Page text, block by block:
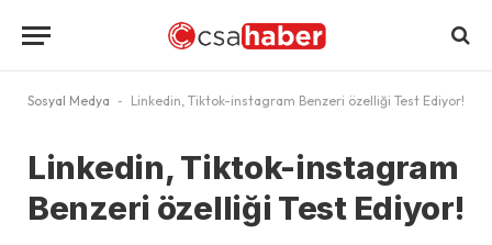
Sosyal Medya - Linkedin, Tiktok-instagram Benzeri özelliği Test Ediyor!
Linkedin, Tiktok-instagram
Benzeri özelliği Test Ediyor!